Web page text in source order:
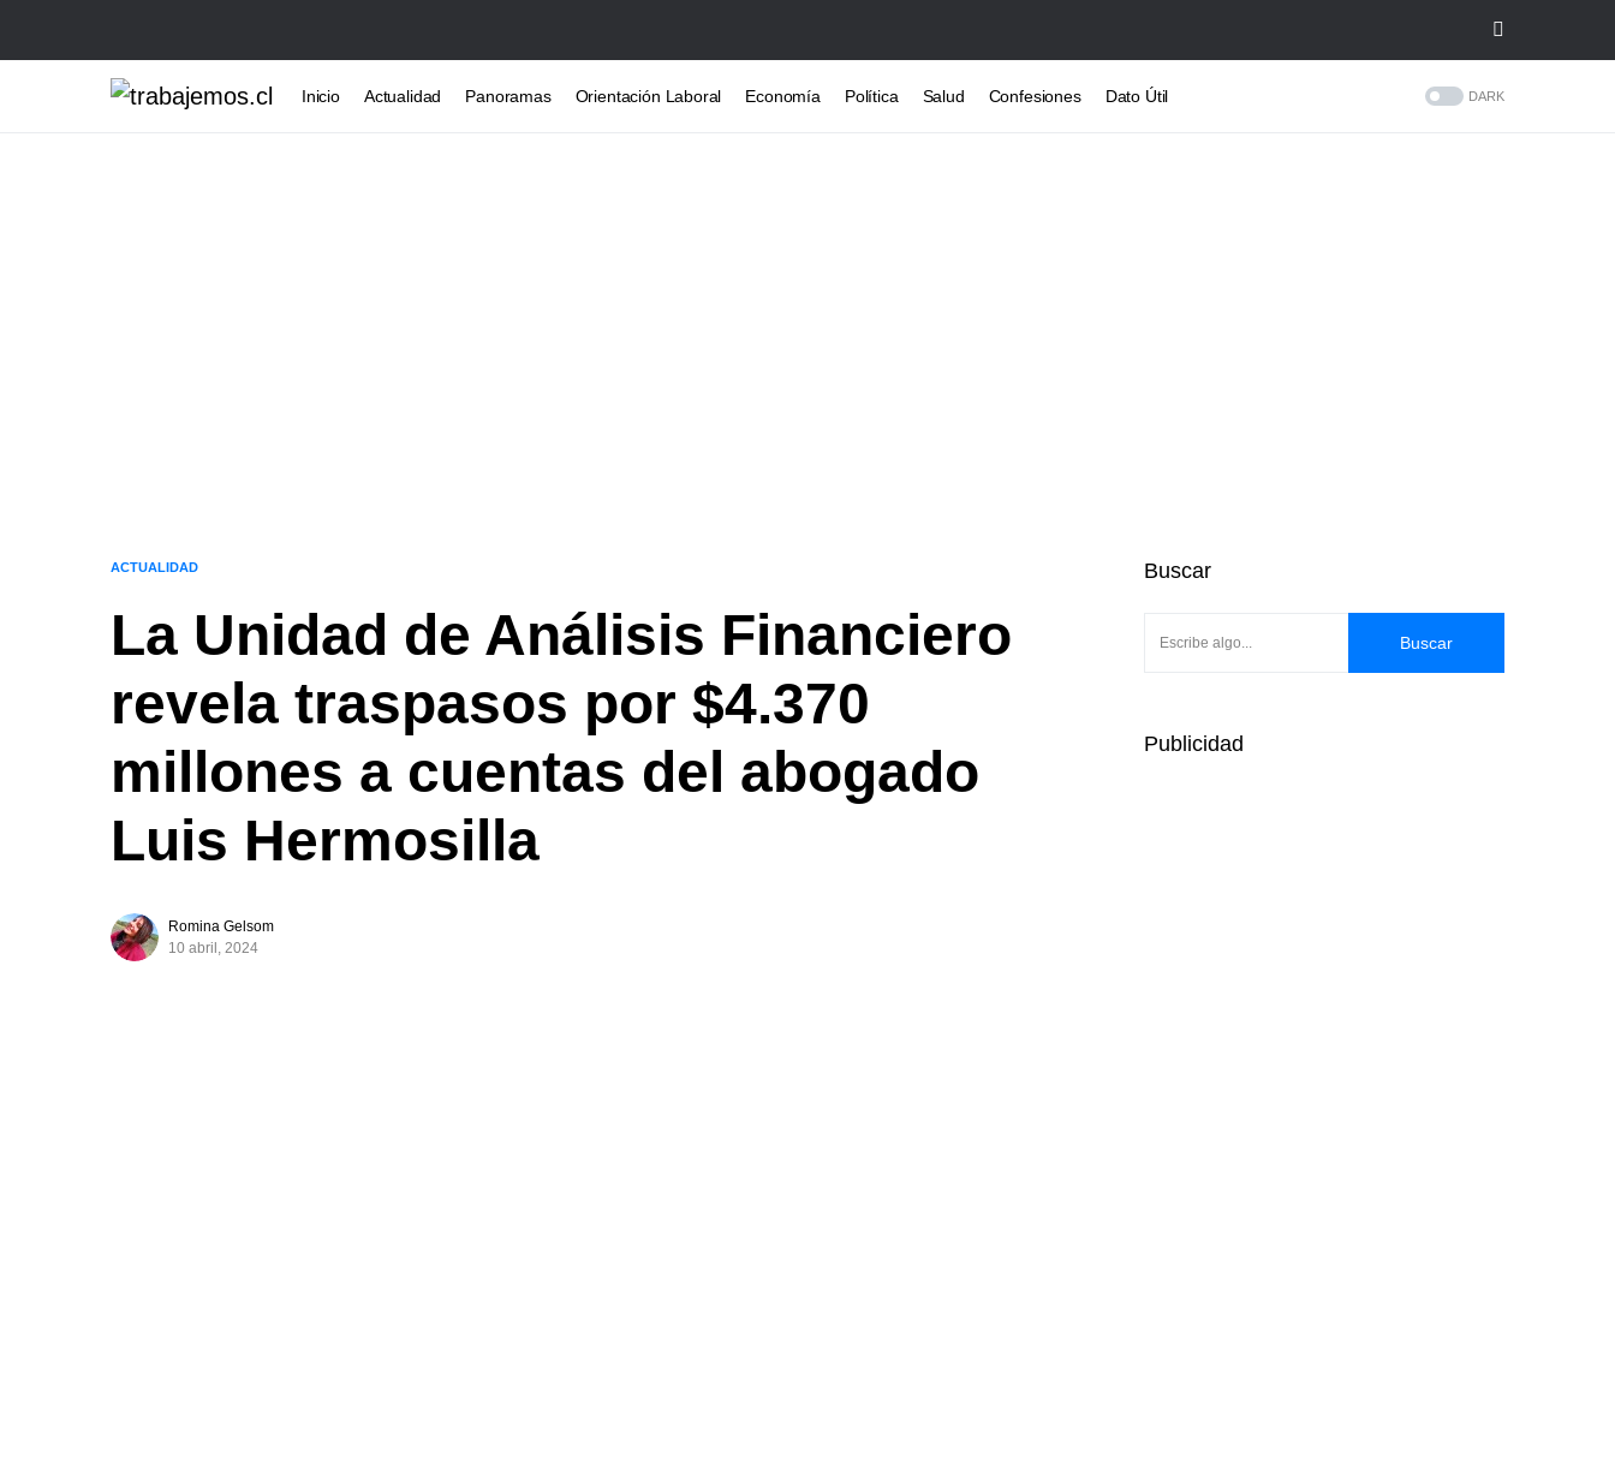
Inicio Actualidad Panoramas Orientación Laboral Economía Política Salud Confesiones Dato Útil DARK
ACTUALIDAD
La Unidad de Análisis Financiero
revela traspasos por $4.370
millones a cuentas del abogado
Luis Hermosilla
Romina Gelsom
10 abril, 2024
Buscar
Buscar
Publicidad